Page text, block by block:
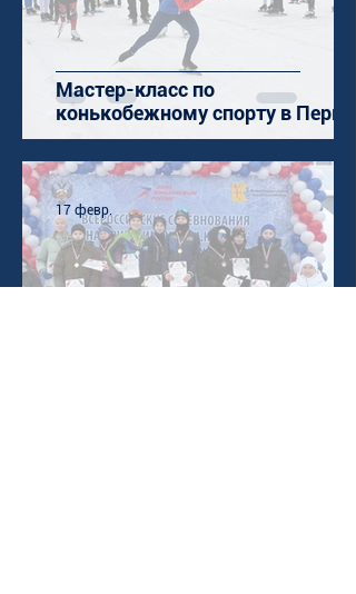
Мастер-класс по
конькобежному спорту в Перми
17 февр.